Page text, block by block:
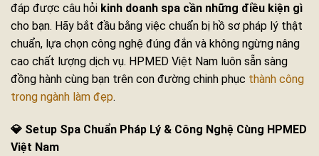
đáp được câu hỏi kinh doanh spa cần những điều kiện gì
cho bạn. Hãy bắt đầu bằng việc chuẩn bị hồ sơ pháp lý thật
chuẩn, lựa chọn công nghệ đúng đắn và không ngừng nâng
cao chất lượng dịch vụ. HPMED Việt Nam luôn sẵn sàng
đồng hành cùng bạn trên con đường chinh phục thành công
trong ngành làm đẹp.
💎 Setup Spa Chuẩn Pháp Lý & Công Nghệ Cùng HPMED
Việt Nam